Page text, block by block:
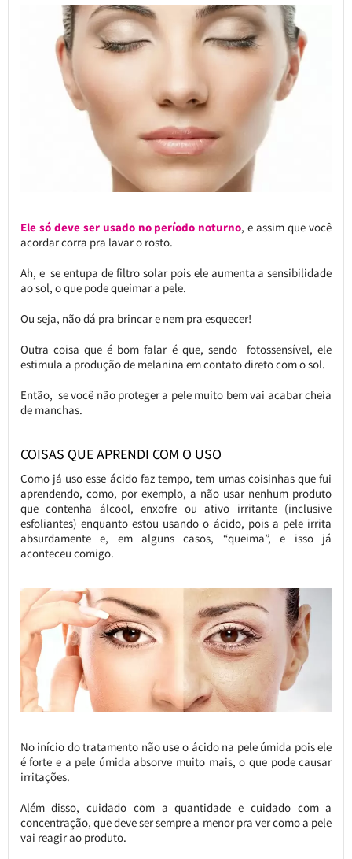
Ele só deve ser usado no período noturno, e assim que você
acordar corra pra lavar o rosto.
Ah, e se entupa de filtro solar pois ele aumenta a sensibilidade
ao sol, o que pode queimar a pele.
Ou seja, não dá pra brincar e nem pra esquecer!
Outra coisa que é bom falar é que, sendo fotossensível, ele
estimula a produção de melanina em contato direto com o sol.
Então, se você não proteger a pele muito bem vai acabar cheia
de manchas.
COISAS QUE APRENDI COM O USO
Como já uso esse ácido faz tempo, tem umas coisinhas que fui
aprendendo, como, por exemplo, a não usar nenhum produto
que contenha álcool, enxofre ou ativo irritante (inclusive
esfoliantes) enquanto estou usando o ácido, pois a pele irrita
absurdamente e, em alguns casos, “queima”, e isso já
aconteceu comigo.
No início do tratamento não use o ácido na pele úmida pois ele
é forte e a pele úmida absorve muito mais, o que pode causar
irritações.
Além disso, cuidado com a quantidade e cuidado com a
concentração, que deve ser sempre a menor pra ver como a pele
vai reagir ao produto.